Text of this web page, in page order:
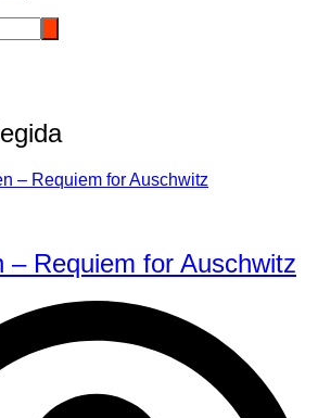
– Requiem for Auschwitz